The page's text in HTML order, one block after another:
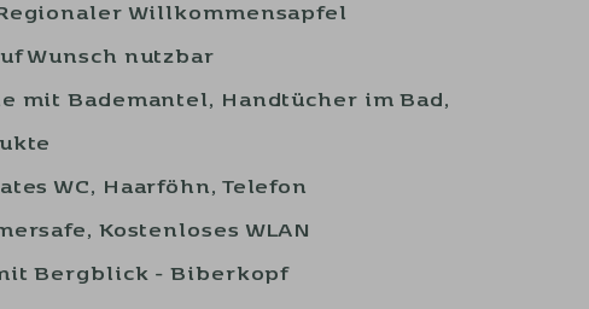
Willkommensapfel
Wunsch nutzbar
mit Bademantel, Handtücher im Bad,
WC, Haarföhn, Telefon
Kostenloses WLAN
Bergblick - Biberkopf